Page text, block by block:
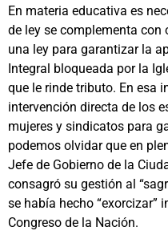
En materia educativa es
de ley se complementa
una ley para garantizar la
Integral bloqueada por la
que le rinde tributo. En esa
intervención directa de los
mujeres y sindicatos para
podemos olvidar que en
Jefe de Gobierno de la
consagró su gestión al
se había hecho “exorcizar”
Congreso de la Nación.